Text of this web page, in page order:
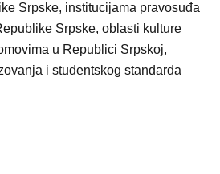
Srpske, institucijama pravosuđa
Srpske, oblasti kulture
u Republici Srpskoj,
i studentskog standarda